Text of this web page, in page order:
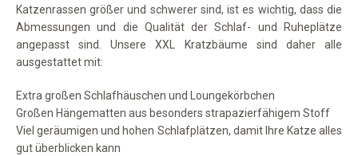
Katzenrassen größer und schwerer sind, ist es wichtig, dass die
Abmessungen und die Qualität der Schlaf- und Ruheplätze
angepasst sind. Unsere XXL Kratzbäume sind daher alle
ausgestattet mit:
Extra großen Schlafhäuschen und Loungekörbchen
Großen Hängematten aus besonders strapazierfähigem Stoff
Viel geräumigen und hohen Schlafplätzen, damit Ihre Katze alles
gut überblicken kann